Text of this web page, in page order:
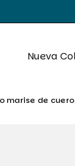
Nueva
marise de